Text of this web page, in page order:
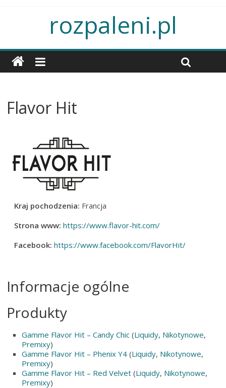
rozpaleni.pl
Flavor Hit
Kraj pochodzenia: Francja
Strona www: https://www.flavor-hit.com/
Facebook: https://www.facebook.com/FlavorHit/
Informacje ogólne
Produkty
Gamme Flavor Hit – Candy Chic (Liquidy, Nikotynowe,
Premixy)
Gamme Flavor Hit – Phenix Y4 (Liquidy, Nikotynowe,
Premixy)
Gamme Flavor Hit – Red Velvet (Liquidy, Nikotynowe,
Premixy)